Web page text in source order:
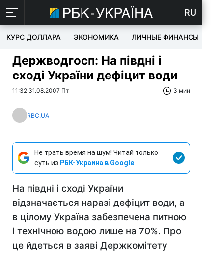
RU
КУРС ДОЛЛАРА ЭКОНОМИКА ЛИЧНЫЕ ФИНАНСЫ
Держводгосп: На півдні і
сході України дефіцит води
11:32 31.08.2007 Пт 3 мин
RBC.UA
Не трать время на шум! Читай только
суть из РБК-Украина в Google
На півдні і сході України
відзначається наразі дефіцит води, а
в цілому Україна забезпечена питною
і технічною водою лише на 70%. Про
це йдеться в заяві Держкомітету